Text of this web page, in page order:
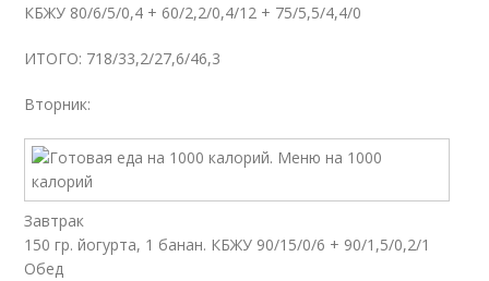
КБЖУ 80/6/5/0,4 + 60/2,2/0,4/12 + 75/5,5/4,4/0
ИТОГО: 718/33,2/27,6/46,3
Вторник:
Завтрак
150 гр. йогурта, 1 банан. КБЖУ 90/15/0/6 + 90/1,5/0,2/1
Обед